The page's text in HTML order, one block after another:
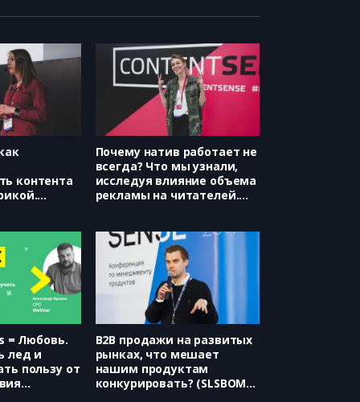
контента
Почему натив работает не
всегда? Что мы узнали,
исследуя влияние объема
рекламы на читателей.
= Любовь.
лед и
пользу от
B2B продажи на развитых
рынках, что мешает
нашим продуктам
конкурировать? (SLSBOMB,